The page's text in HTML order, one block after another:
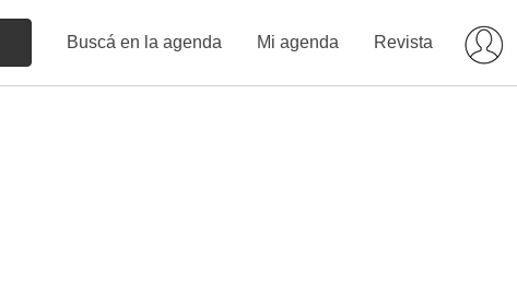
Buscá en la agenda Mi agenda Revista